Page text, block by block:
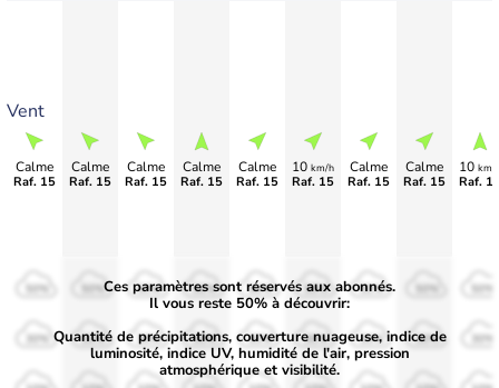
Vent
Calme
Raf. 15
Calme
Raf. 15
Calme
Raf. 15
Calme
Raf. 15
Calme
Raf. 15
10 km/h
Raf. 15
Calme
Raf. 15
Calme
Raf. 15
10 km/
Raf.
50%
30%
50%
30%
50%
30%
50%
30%
50%
30%
50%
30%
50%
30% 30% 30%
Ces paramètres sont réservés aux abonnés.
Il vous reste 50% à découvrir:
Quantité de précipitations, couverture nuageuse, indice de
luminosité, indice UV, humidité de l'air, pression
atmosphérique et visibilité.